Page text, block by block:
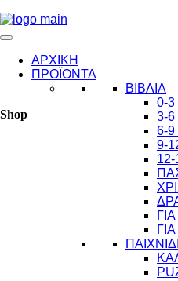
ΑΡΧΙΚΗ
ΠΡΟΪΟΝΤΑ
ΒΙΒΛΙΑ
0-
3-
6-
9-
Shop